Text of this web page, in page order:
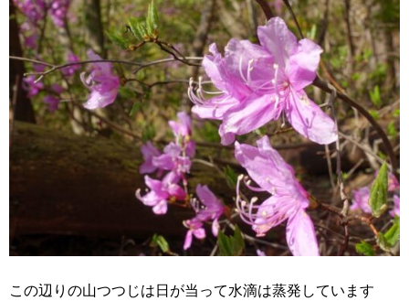
この辺りの山つつじは日が当って水滴は蒸発しています